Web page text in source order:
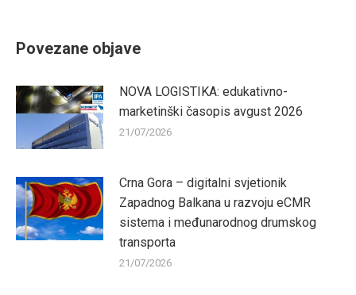
Povezane objave
NOVA LOGISTIKA: edukativno-
marketinški časopis avgust 2026
21/07/2026
Crna Gora – digitalni svjetionik
Zapadnog Balkana u razvoju eCMR
sistema i međunarodnog drumskog
transporta
21/07/2026